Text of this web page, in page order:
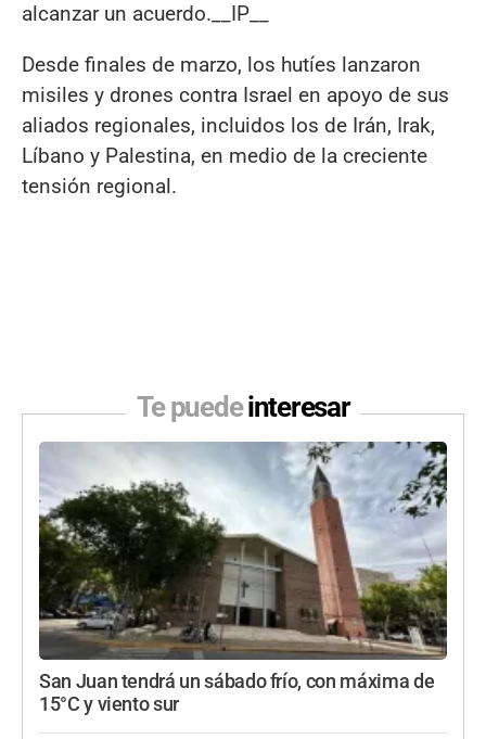
alcanzar un acuerdo.__IP__
Desde finales de marzo, los hutíes lanzaron
misiles y drones contra Israel en apoyo de sus
aliados regionales, incluidos los de Irán, Irak,
Líbano y Palestina, en medio de la creciente
tensión regional.
Te puedeinteresar
San Juan tendrá un sábado frío, con máxima de
15°C y viento sur